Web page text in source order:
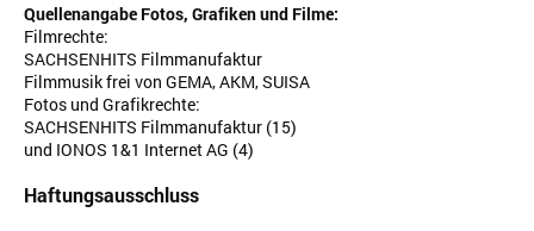
Quellenangabe Fotos, Grafiken und Filme:
Filmrechte:
SACHSENHITS Filmmanufaktur
Filmmusik frei von GEMA, AKM, SUISA
Fotos und Grafikrechte:
SACHSENHITS Filmmanufaktur (15)
und IONOS 1&1 Internet AG (4)
Haftungsausschluss